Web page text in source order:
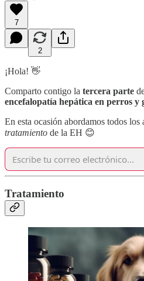
7
2
¡Hola! 👋
Comparto contigo la tercera parte
encefalopatía hepática en perros y
En esta ocasión abordamos todos los
tratamiento de la EH 😊
Tratamiento